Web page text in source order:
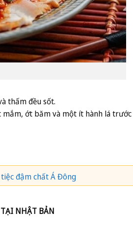
thấm đều sốt.
ớt băm và một ít hành lá trước
đậm chất Á Đông
NHẬT BẢN